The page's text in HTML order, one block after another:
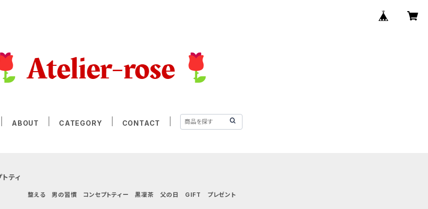
ABOUT CATEGORY CONTACT
ティ
整える 男の習慣 コンセプトティー 黒凜茶 父の日 GIFT プレゼント